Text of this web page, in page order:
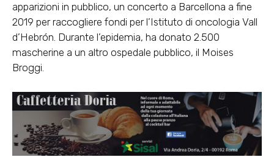
apparizioni in pubblico, un concerto a Barcellona a fine
2019 per raccogliere fondi per l’Istituto di oncologia Vall
d’Hebrón. Durante l’epidemia, ha donato 2.500
mascherine a un altro ospedale pubblico, il Moises
Broggi.